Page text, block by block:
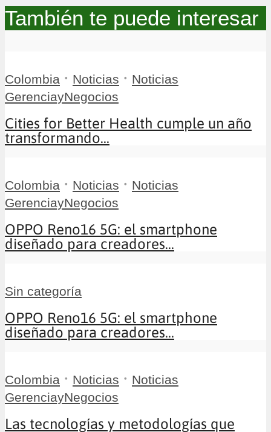
También te puede interesar
Colombia • Noticias • Noticias
GerenciayNegocios
Cities for Better Health cumple un año
transformando...
Colombia • Noticias • Noticias
GerenciayNegocios
OPPO Reno16 5G: el smartphone
diseñado para creadores...
Sin categoría
OPPO Reno16 5G: el smartphone
diseñado para creadores...
Colombia • Noticias • Noticias
GerenciayNegocios
Las tecnologías y metodologías que